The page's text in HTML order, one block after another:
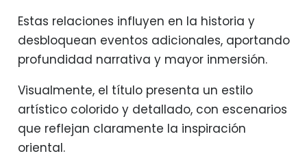
Estas relaciones influyen en la historia y
desbloquean eventos adicionales, aportando
profundidad narrativa y mayor inmersión.
Visualmente, el título presenta un estilo
artístico colorido y detallado, con escenarios
que reflejan claramente la inspiración
oriental.